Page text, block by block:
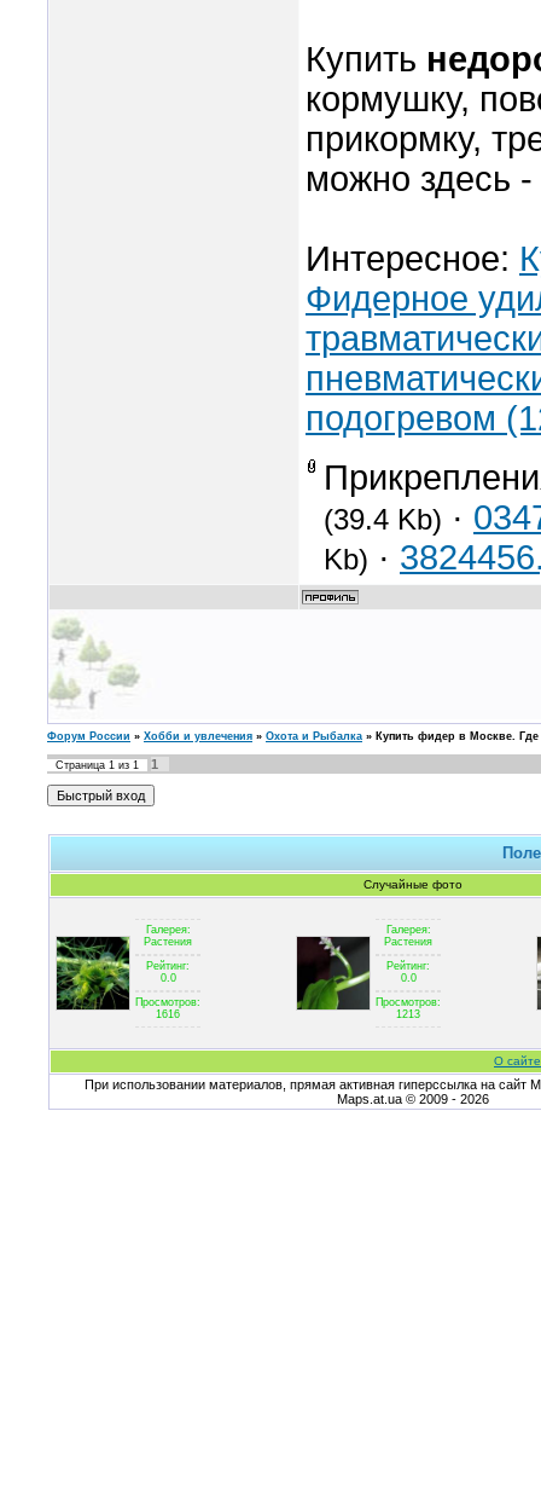
Купить
кормушку,
прикормку,
можно здесь -
Интересное:
Фидерное
подогревом
(39.4 Kb) ·
Kb) ·
Форум России » Хобби и увлечения » Охота и Рыбалка » Купить фидер в Москве.
Страница 1 из 1 1
Случайные фото
Галерея:
Растения
Рейтинг:
0.0
Просмотров:
1616
Галерея:
Растения
Рейтинг:
0.0
Просмотров:
1213
О
При использовании материалов, прямая активная гиперссылка на сайт
Maps.at.ua © 2009 - 2026